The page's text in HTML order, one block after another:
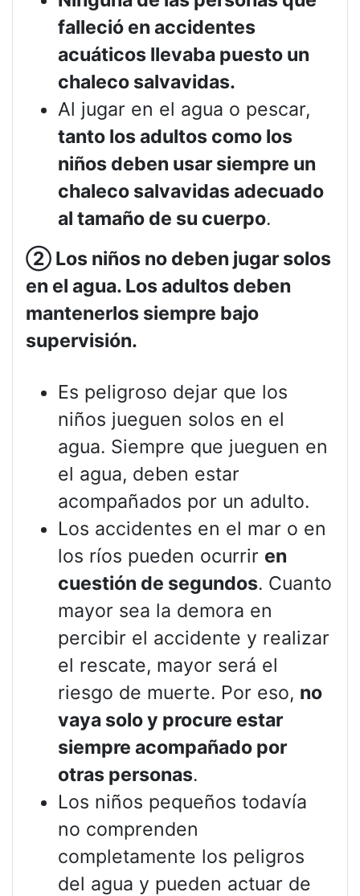
falleció en accidentes
acuáticos llevaba puesto un
chaleco salvavidas.
Al jugar en el agua o pescar,
tanto los adultos como los
niños deben usar siempre un
chaleco salvavidas adecuado
al tamaño de su cuerpo.
② Los niños no deben jugar solos
en el agua. Los adultos deben
mantenerlos siempre bajo
supervisión.
Es peligroso dejar que los
niños jueguen solos en el
agua. Siempre que jueguen en
el agua, deben estar
acompañados por un adulto.
Los accidentes en el mar o en
los ríos pueden ocurrir en
cuestión de segundos. Cuanto
mayor sea la demora en
percibir el accidente y realizar
el rescate, mayor será el
riesgo de muerte. Por eso, no
vaya solo y procure estar
siempre acompañado por
otras personas.
Los niños pequeños todavía
no comprenden
completamente los peligros
del agua y pueden actuar de